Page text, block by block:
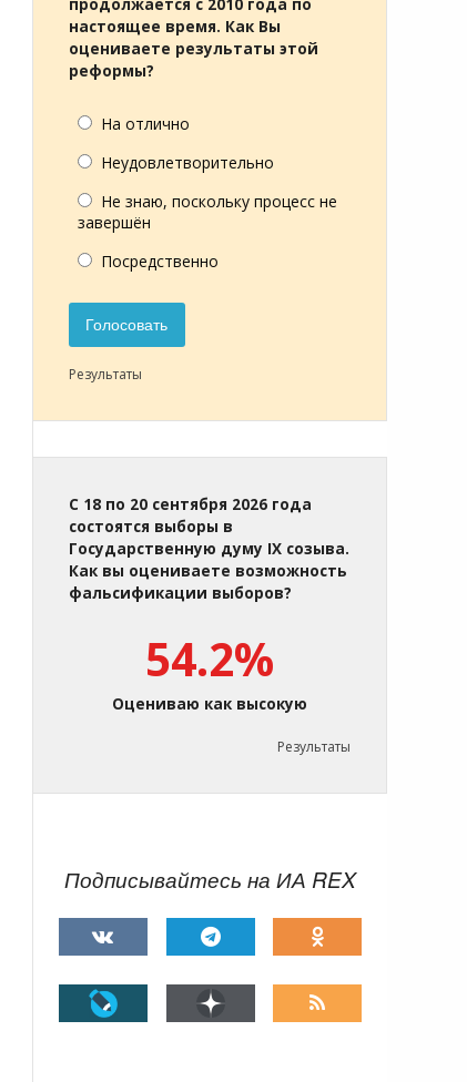
продолжается с 2010 года по
настоящее время. Как Вы
оцениваете результаты этой
реформы?
На отлично
Неудовлетворительно
Не знаю, поскольку процесс не
завершён
Посредственно
Голосовать
Результаты
С 18 по 20 сентября 2026 года
состоятся выборы в
Государственную думу IX созыва.
Как вы оцениваете возможность
фальсификации выборов?
54.2%
Оцениваю как высокую
Результаты
Подписывайтесь на ИА REX